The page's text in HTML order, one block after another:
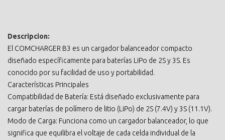
Descripcion:
El COMCHARGER B3 es un cargador balanceador compacto
diseñado específicamente para baterías LiPo de 2S y 3S. Es
conocido por su facilidad de uso y portabilidad.
Características Principales
Compatibilidad de Batería: Está diseñado exclusivamente para
cargar baterías de polímero de litio (LiPo) de 2S (7.4V) y 3S (11.1V).
Modo de Carga: Funciona como un cargador balanceador, lo que
significa que equilibra el voltaje de cada celda individual de la